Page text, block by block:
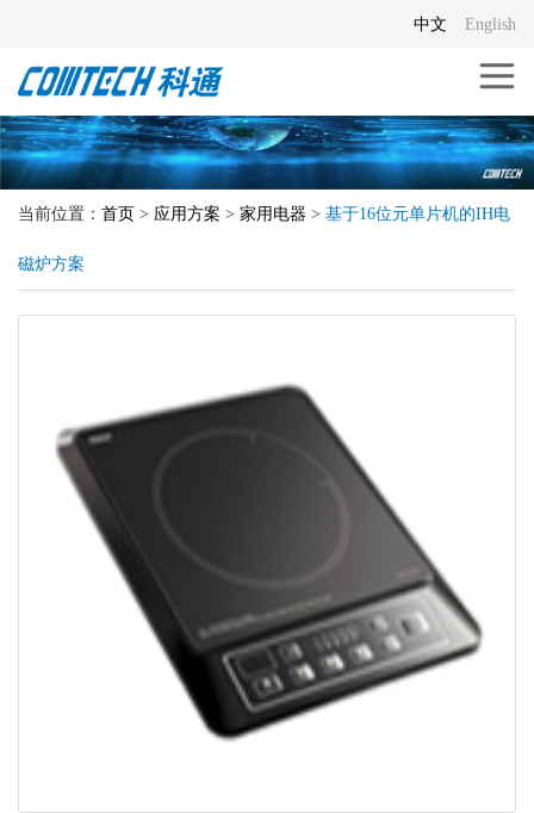
English
中文
当前位置： 首页 > 应用方案 > 家用电器 > 基于16位元单片机的IH电
磁炉方案